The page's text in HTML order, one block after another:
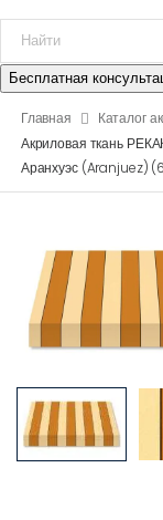
Бесплатная
Главная Каталог
Акриловая ткань
Аранхуэс (Aranjuez)